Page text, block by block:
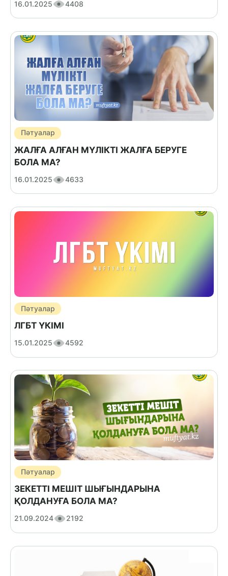
16.01.2025 4408
Пәтуалар
ЖАЛҒА АЛҒАН МҮЛІКТІ ЖАЛҒА БЕРУГЕ
БОЛА МА?
16.01.2025 4633
Пәтуалар
ЛГБТ ҮКІМІ
15.01.2025 4592
Пәтуалар
ЗЕКЕТТІ МЕШІТ ШЫҒЫНДАРЫНА
ҚОЛДАНУҒА БОЛА МА?
21.09.2024 2192